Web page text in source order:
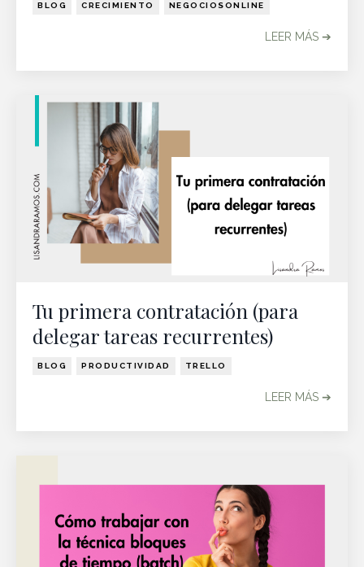
BLOG CRECIMIENTO NEGOCIOSONLINE
LEER MÁS ➔
Tu primera contratación (para
delegar tareas recurrentes)
BLOG PRODUCTIVIDAD TRELLO
LEER MÁS ➔